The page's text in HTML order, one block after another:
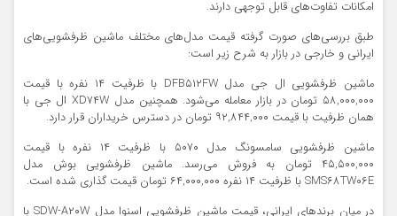
امکانات تفاوت‌های قابل توجهی دارند.
طبق بررسی‌های صورت گرفته قیمت مدل‌های مختلف ماشین ظرفشویی‌های
ایرانی و خارجی در بازار به شرح زیر است:
ماشین ظرفشویی ال جی مدل DFB۵۱۲FW با ظرفیت ۱۴ نفره با قیمت
۵۸,۰۰۰,۰۰۰ تومان در بازار معامله می‌شود. همچنین مدل XD۷۴W ال جی با
همان ظرفیت با قیمت ۹۲,۸۴۴,۰۰۰ تومان در دسترس خریداران قرار دارد.
ماشین ظرفشویی سامسونگ مدل ۵۰۷۰ با ظرفیت ۱۴ نفره با قیمت
۴۵,۵۰۰,۰۰۰ تومان به فروش می‌رسد. ماشین ظرفشویی بوش مدل
SMS۶۸TW۰۶E با ظرفیت ۱۴ نفره ۶۴,۰۰۰,۰۰۰ تومان قیمت گذاری شده است.
در میان برندهای ایرانی، قیمت ماشین ظرفشویی اسنوا مدل SDW-A۲۰W با